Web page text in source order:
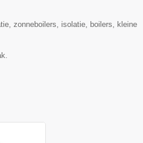
zonneboilers, isolatie, boilers, kleine